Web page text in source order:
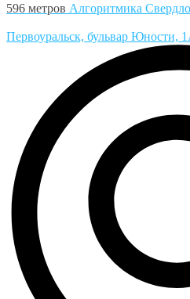
596 метров Алгоритмика
Первоуральск, бульвар Юности,